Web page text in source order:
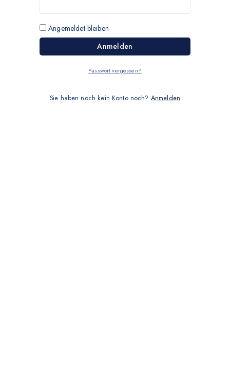
Angemeldet bleiben
Anmelden
Passwort vergessen?
Sie haben noch kein Konto noch? Anmelden